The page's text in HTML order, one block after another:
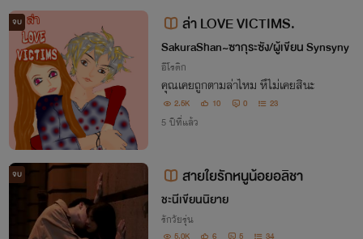
จบ ล่า LOVE VICTIMS.
SakuraShan~ซากุระซัง/ผู้เขียน Synsyny
อีโรติก
คุณเคยถูกตามล่าไหม หึไม่เคยสินะ
2.5K 10 0 23
5 ปีที่แล้ว
จบ สายใยรักหนูน้อยอลิชา
ชะนีเขียนนิยาย
รักวัยรุ่น